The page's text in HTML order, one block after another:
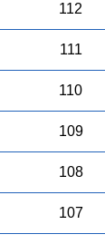
112
111
110
109
108
107